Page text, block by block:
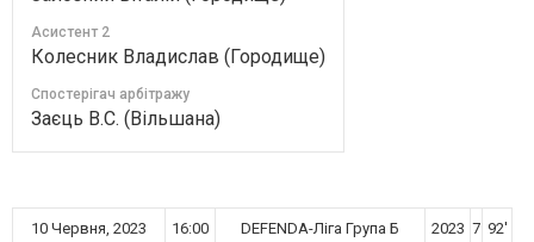
Асистент 2
Колесник Владислав (Городище)
Спостерігач арбітражу
Заєць В.С. (Вільшана)
10 Червня, 2023 16:00 DEFENDA-Ліга Група Б 2023 7 92'